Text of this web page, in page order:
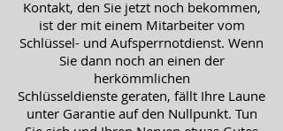
Kontakt, den Sie jetzt noch bekommen,
ist der mit einem Mitarbeiter vom
Schlüssel- und Aufsperrnotdienst. Wenn
Sie dann noch an einen der
herkömmlichen
Schlüsseldienste geraten, fällt Ihre Laune
unter Garantie auf den Nullpunkt. Tun